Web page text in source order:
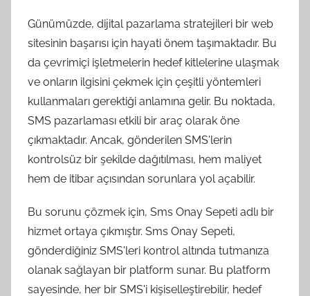
Günümüzde, dijital pazarlama stratejileri bir web
sitesinin başarısı için hayati önem taşımaktadır. Bu
da çevrimiçi işletmelerin hedef kitlelerine ulaşmak
ve onların ilgisini çekmek için çeşitli yöntemleri
kullanmaları gerektiği anlamına gelir. Bu noktada,
SMS pazarlaması etkili bir araç olarak öne
çıkmaktadır. Ancak, gönderilen SMS'lerin
kontrolsüz bir şekilde dağıtılması, hem maliyet
hem de itibar açısından sorunlara yol açabilir.
Bu sorunu çözmek için, Sms Onay Sepeti adlı bir
hizmet ortaya çıkmıştır. Sms Onay Sepeti,
gönderdiğiniz SMS'leri kontrol altında tutmanıza
olanak sağlayan bir platform sunar. Bu platform
sayesinde, her bir SMS'i kişiselleştirebilir, hedef